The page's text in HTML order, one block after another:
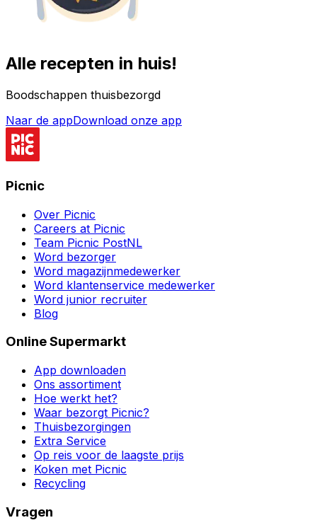
Alle recepten in huis!
Boodschappen thuisbezorgd
Naar de appDownload onze app
Picnic
Over Picnic
Careers at Picnic
Team Picnic PostNL
Word bezorger
Word magazijnmedewerker
Word klantenservice medewerker
Word junior recruiter
Blog
Online Supermarkt
App downloaden
Ons assortiment
Hoe werkt het?
Waar bezorgt Picnic?
Thuisbezorgingen
Extra Service
Op reis voor de laagste prijs
Koken met Picnic
Recycling
Vragen